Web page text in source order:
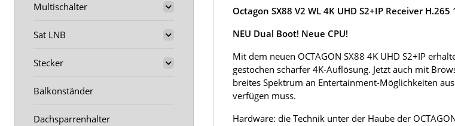
Octagon SX88 V2 WL 4K UHD S2+IP Receiver
NEU Dual Boot! Neue CPU!
Mit dem neuen OCTAGON SX88 4K UHD S2+IP
gestochen scharfer 4K-Auflösung. Jetzt auch mit
breites Spektrum an Entertainment-Möglichkeiten
verfügen muss.
Hardware: die Technik unter der Haube der
Multischalter
Sat LNB
Stecker
Balkonständer
Dachsparrenhalter